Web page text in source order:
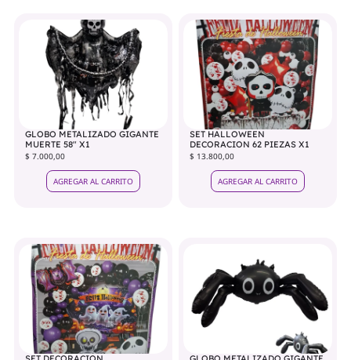
GLOBO METALIZADO GIGANTE
MUERTE 58" X1
$ 7.000,00
AGREGAR AL CARRITO
SET HALLOWEEN
DECORACION 62 PIEZAS X1
$ 13.800,00
AGREGAR AL CARRITO